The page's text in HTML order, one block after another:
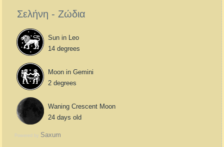
Σελήνη - Ζώδια
Sun in Leo
14 degrees
Moon in Gemini
2 degrees
Waning Crescent Moon
24 days old
Powered by Saxum